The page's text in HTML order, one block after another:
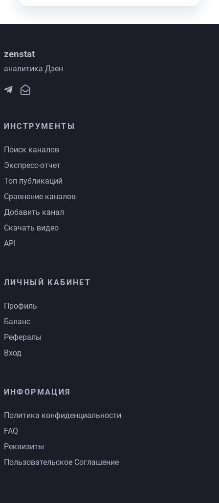
zenstat
аналитика Дзен
ИНСТРУМЕНТЫ
Поиск каналов
Экспресс-отчет
Топ публикаций
Сравнение каналов
Добавить канал
Скачать видео
API
ЛИЧНЫЙ КАБИНЕТ
Профиль
Баланс
Рефералы
Вход
ИНФОРМАЦИЯ
Политика конфиденциальности
FAQ
Реквизиты
Пользовательское Соглашение